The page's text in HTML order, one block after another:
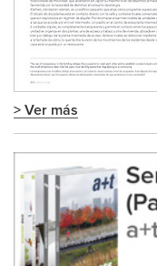
> Ver más